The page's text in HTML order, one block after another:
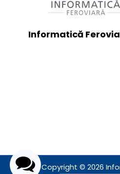
Informatică
Copyright © 2026